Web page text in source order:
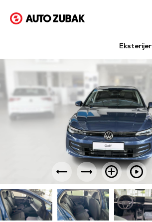
Eksterijer